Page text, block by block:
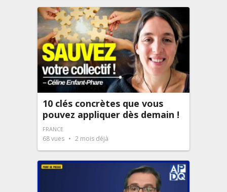
10 clés concrètes que vous
pouvez appliquer dès demain !
FRANCE
68vues 2 mois déjà